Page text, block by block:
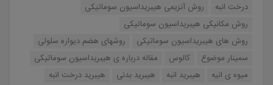
درخت انبه
روش آنزیمی هیبریداسیون سوماتیکی
روش مکانیکی هیبریداسیون سوماتیکی
روش های هیبریداسیون سوماتیکی
روشهای هضم دیواره سلولی
سمینار موضوع
کالوس
مقاله درباره ی هیبریداسیون سوماتیکی
میوه ی انیه
هیبرید انبه هیبرید بدنی
هیبرید درخت انبه